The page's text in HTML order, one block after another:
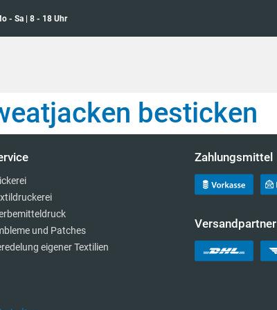
- Sa | 8 - 18 Uhr
besticken
und Patches
eigener Textilien
Zahlungsmittel
Versandpartner